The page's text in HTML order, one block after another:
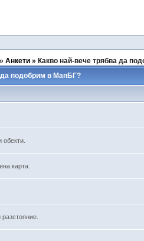
» Анкети » Какво най-вече трябва да
да подобрим в МапБГ?
карта.